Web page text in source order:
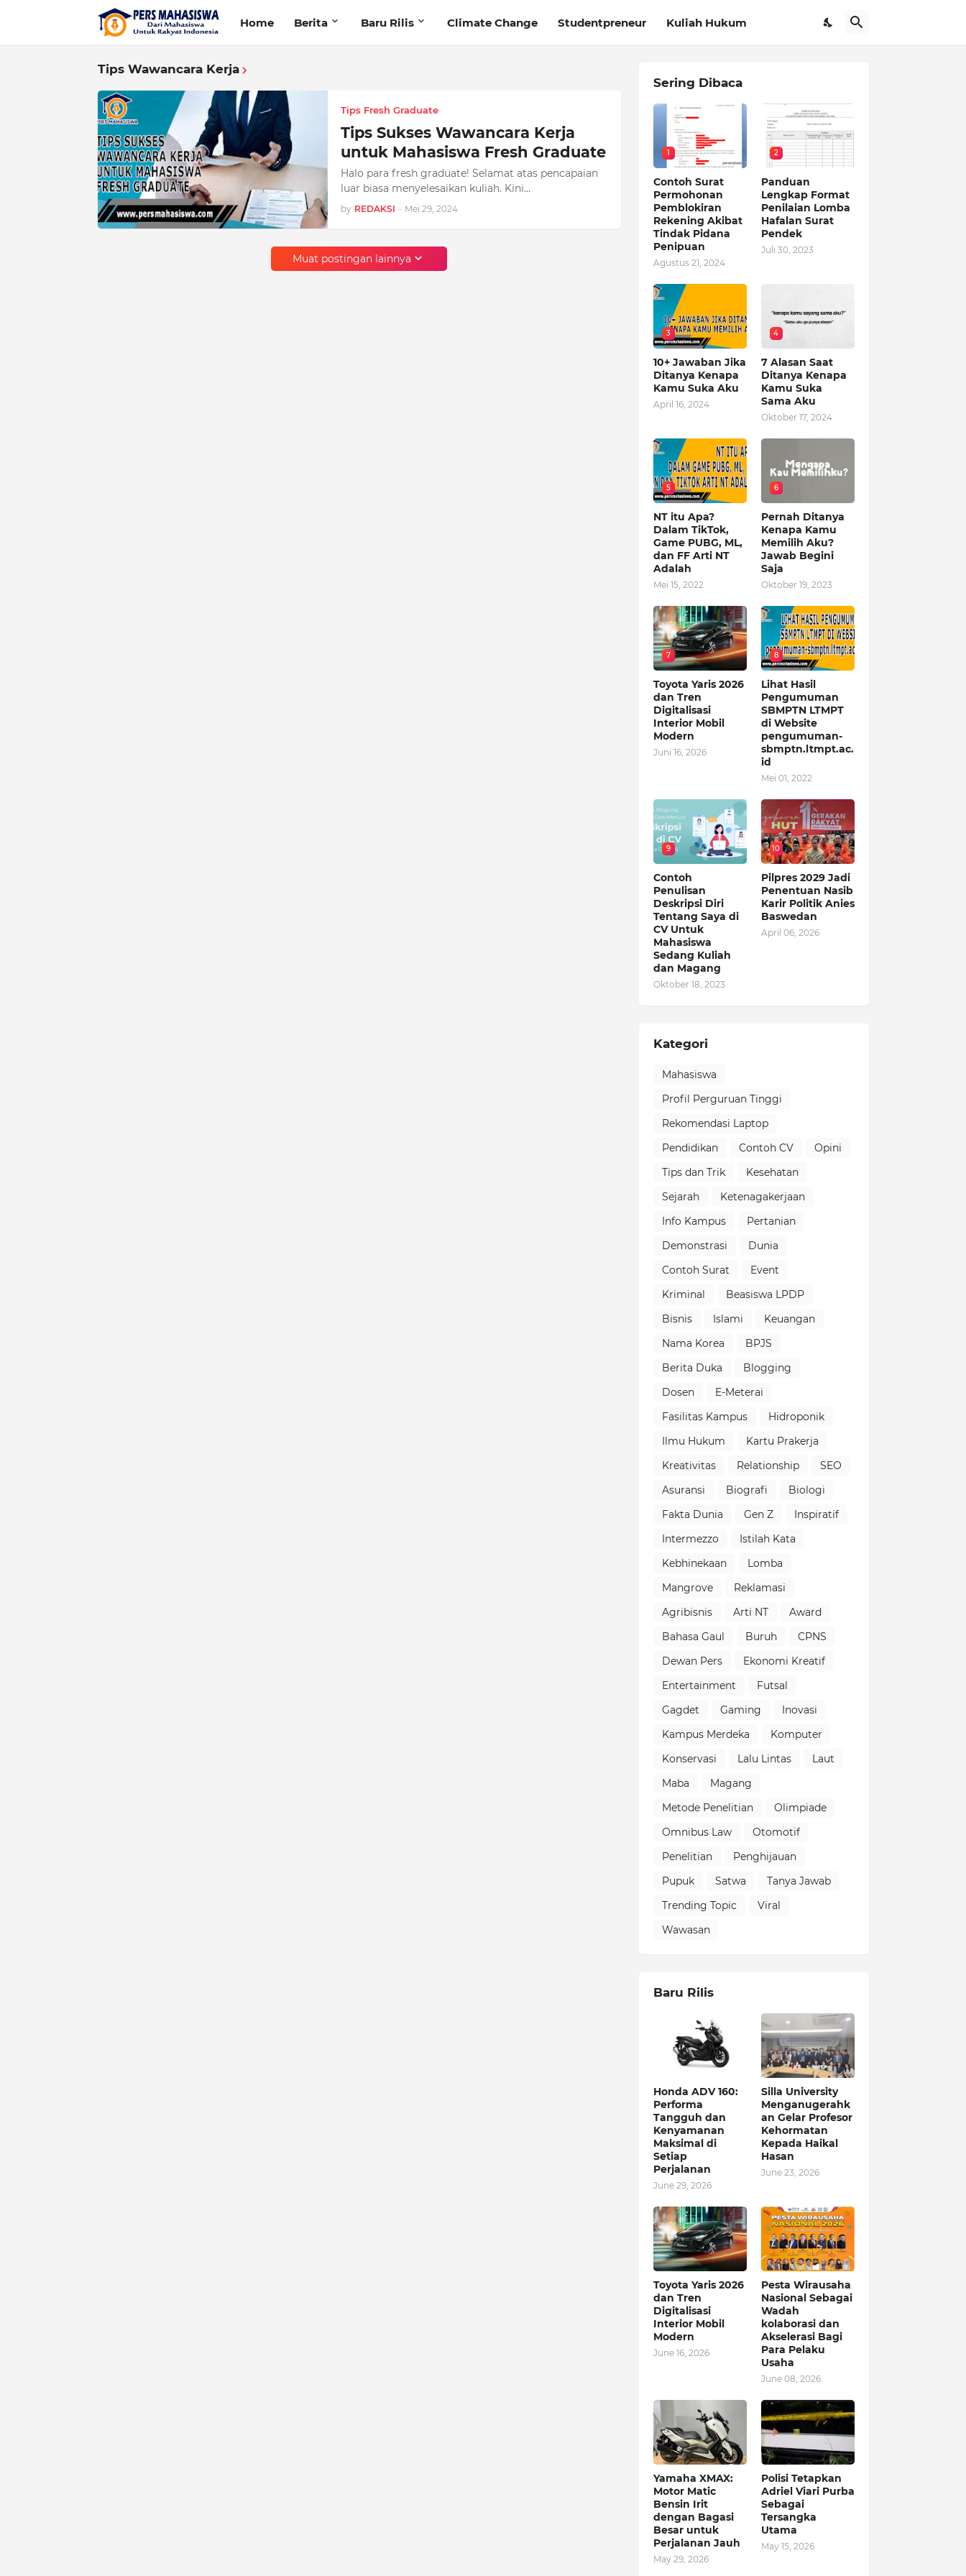
Home Berita Baru Rilis Climate Change Studentpreneur Kuliah Hukum
Tips Wawancara Kerja
Tips Fresh Graduate
Tips Sukses Wawancara Kerja
untuk Mahasiswa Fresh Graduate
Halo para fresh graduate! Selamat atas pencapaian
luar biasa menyelesaikan kuliah. Kini…
by REDAKSI - Mei 29, 2024
Muat postingan lainnya
Sering Dibaca
1
Contoh Surat
Permohonan
Pemblokiran
Rekening Akibat
Tindak Pidana
Penipuan
Agustus 21, 2024
2
Panduan
Lengkap Format
Penilaian Lomba
Hafalan Surat
Pendek
Juli 30, 2023
3
10+ Jawaban Jika
Ditanya Kenapa
Kamu Suka Aku
April 16, 2024
4
7 Alasan Saat
Ditanya Kenapa
Kamu Suka
Sama Aku
Oktober 17, 2024
5
NT itu Apa?
Dalam TikTok,
Game PUBG, ML,
dan FF Arti NT
Adalah
Mei 15, 2022
6
Pernah Ditanya
Kenapa Kamu
Memilih Aku?
Jawab Begini
Saja
Oktober 19, 2023
7
Toyota Yaris 2026
dan Tren
Digitalisasi
Interior Mobil
Modern
Juni 16, 2026
8
Lihat Hasil
Pengumuman
SBMPTN LTMPT
di Website
pengumuman-
sbmptn.ltmpt.ac.
id
Mei 01, 2022
9
Contoh
Penulisan
Deskripsi Diri
Tentang Saya di
CV Untuk
Mahasiswa
Sedang Kuliah
dan Magang
Oktober 18, 2023
10
Pilpres 2029 Jadi
Penentuan Nasib
Karir Politik Anies
Baswedan
April 06, 2026
Kategori
Mahasiswa
Profil Perguruan Tinggi
Rekomendasi Laptop
Pendidikan
Contoh CV
Opini
Tips dan Trik
Kesehatan
Sejarah
Ketenagakerjaan
Info Kampus
Pertanian
Demonstrasi
Dunia
Contoh Surat
Event
Kriminal
Beasiswa LPDP
Bisnis
Islami
Keuangan
Nama Korea
BPJS
Berita Duka
Blogging
Dosen
E-Meterai
Fasilitas Kampus
Hidroponik
Ilmu Hukum
Kartu Prakerja
Kreativitas
Relationship
SEO
Asuransi
Biografi
Biologi
Fakta Dunia
Gen Z
Inspiratif
Intermezzo
Istilah Kata
Kebhinekaan
Lomba
Mangrove
Reklamasi
Agribisnis
Arti NT
Award
Bahasa Gaul
Buruh
CPNS
Dewan Pers
Ekonomi Kreatif
Entertainment
Futsal
Gagdet
Gaming
Inovasi
Kampus Merdeka
Komputer
Konservasi
Lalu Lintas
Laut
Maba
Magang
Metode Penelitian
Olimpiade
Omnibus Law
Otomotif
Penelitian
Penghijauan
Pupuk
Satwa
Tanya Jawab
Trending Topic
Viral
Wawasan
Baru Rilis
Honda ADV 160:
Performa
Tangguh dan
Kenyamanan
Maksimal di
Setiap
Perjalanan
June 29, 2026
Silla University
Menganugerahk
an Gelar Profesor
Kehormatan
Kepada Haikal
Hasan
June 23, 2026
Toyota Yaris 2026
dan Tren
Digitalisasi
Interior Mobil
Modern
June 16, 2026
Pesta Wirausaha
Nasional Sebagai
Wadah
kolaborasi dan
Akselerasi Bagi
Para Pelaku
Usaha
June 08, 2026
Yamaha XMAX:
Motor Matic
Bensin Irit
dengan Bagasi
Besar untuk
Perjalanan Jauh
May 29, 2026
Polisi Tetapkan
Adriel Viari Purba
Sebagai
Tersangka
Utama
May 15, 2026